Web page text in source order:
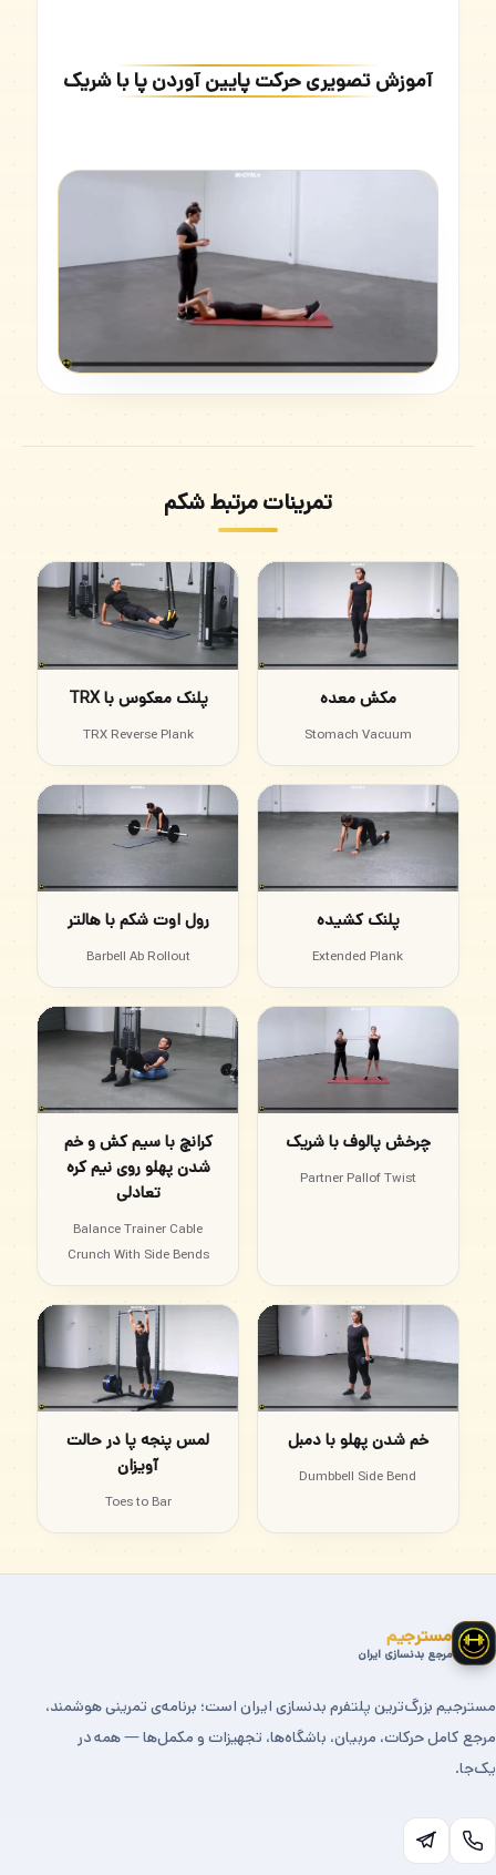
آموزش تصویری حرکت پایین آوردن پا با شریک
تمرینات مرتبط شکم
مکش معده
Stomach Vacuum
پلنک معکوس با TRX
TRX Reverse Plank
پلنک کشیده
Extended Plank
رول اوت شکم با هالتر
Barbell Ab Rollout
چرخش پالوف با شریک
Partner Pallof Twist
کرانچ با سیم کش و خم
شدن پهلو روی نیم کره
تعادلی
Balance Trainer Cable
Crunch With Side Bends
خم شدن پهلو با دمبل
Dumbbell Side Bend
لمس پنجه پا در حالت
آویزان
Toes to Bar
مسترجیم
مرجع بدنسازی ایران
مسترجیم بزرگ‌ترین پلتفرم بدنسازی ایران است؛ برنامه‌ی تمرینی هوشمند،
مرجع کامل حرکات، مربیان، باشگاه‌ها، تجهیزات و مکمل‌ها — همه در
یک‌جا.